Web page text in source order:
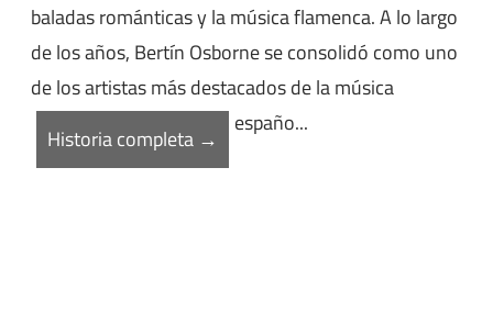
baladas románticas y la música flamenca. A lo largo
de los años, Bertín Osborne se consolidó como uno
de los artistas más destacados de la música
españo...
Historia completa →